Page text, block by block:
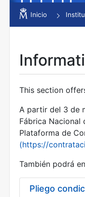
Show/Hide
Show/Hide
Show/Hide
Show/Hide
Inicio
This section
A partir del 3 de
Fábrica Nacional
Plataforma de
(https://
También podrá
Pliego